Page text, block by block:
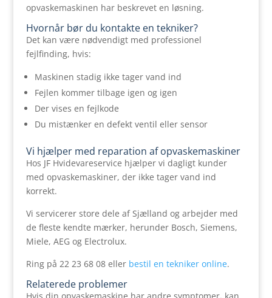
opvaskemaskinen har beskrevet en løsning.
Hvornår bør du kontakte en tekniker?
Det kan være nødvendigt med professionel
fejlfinding, hvis:
Maskinen stadig ikke tager vand ind
Fejlen kommer tilbage igen og igen
Der vises en fejlkode
Du mistænker en defekt ventil eller sensor
Vi hjælper med reparation af opvaskemaskiner
Hos JF Hvidevareservice hjælper vi dagligt kunder
med opvaskemaskiner, der ikke tager vand ind
korrekt.
Vi servicerer store dele af Sjælland og arbejder med
de fleste kendte mærker, herunder Bosch, Siemens,
Miele, AEG og Electrolux.
Ring på 22 23 68 08 eller bestil en tekniker online.
Relaterede problemer